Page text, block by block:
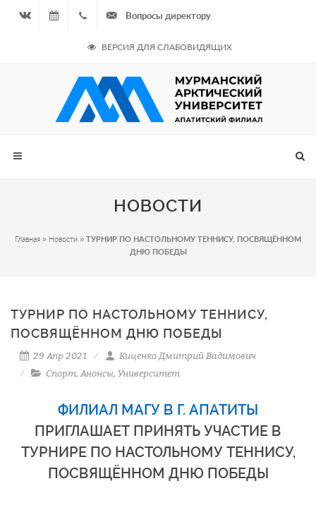
09.08.2026
- Чётная
неделя
964
687
Вопросы директору
ВЕРСИЯ ДЛЯ СЛАБОВИДЯЩИХ
НОВОСТИ
Главная » Новости » ТУРНИР ПО НАСТОЛЬНОМУ ТЕННИСУ, ПОСВЯЩЁННОМ
ДНЮ ПОБЕДЫ
ТУРНИР ПО НАСТОЛЬНОМУ ТЕННИСУ,
ПОСВЯЩЁННОМ ДНЮ ПОБЕДЫ
29 Апр 2021
Киценко Дмитрий Вадимович
Спорт, Анонсы, Университет
ФИЛИАЛ МАГУ В Г. АПАТИТЫ
ПРИГЛАШАЕТ ПРИНЯТЬ УЧАСТИЕ В
ТУРНИРЕ ПО НАСТОЛЬНОМУ ТЕННИСУ,
ПОСВЯЩЁННОМ ДНЮ ПОБЕДЫ